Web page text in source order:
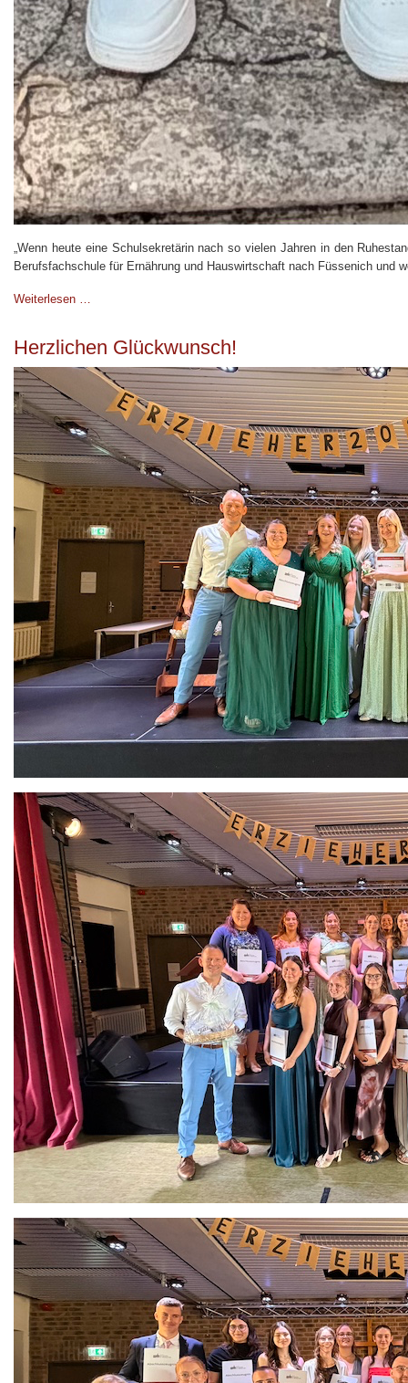
„Wenn heute eine Schulsekretärin nach so vielen Jahren in den
Berufsfachschule für Ernährung und Hauswirtschaft nach Füssenich und
Weiterlesen …
Herzlichen Glückwunsch!